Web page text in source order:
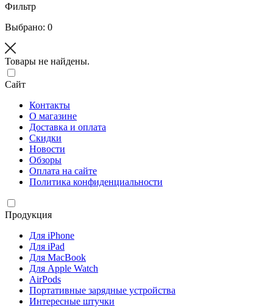
Фильтр
Выбрано: 0
Товары не найдены.
Сайт
Контакты
О магазине
Доставка и оплата
Скидки
Новости
Обзоры
Оплата на сайте
Политика конфиденциальности
Продукция
Для iPhone
Для iPad
Для MacBook
Для Apple Watch
AirPods
Портативные зарядные устройства
Интересные штучки